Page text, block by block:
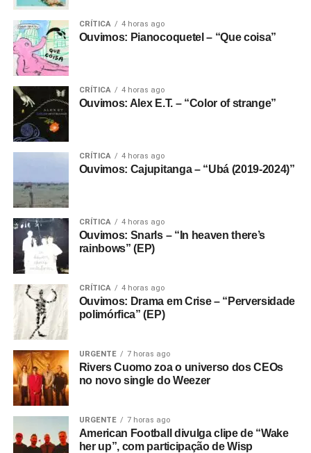
CRÍTICA 4 horas ago
Ouvimos: Pianocoquetel – “Que coisa”
CRÍTICA 4 horas ago
Ouvimos: Alex E.T. – “Color of strange”
CRÍTICA 4 horas ago
Ouvimos: Cajupitanga – “Ubá (2019-2024)”
CRÍTICA 4 horas ago
Ouvimos: Snarls – “In heaven there’s
rainbows” (EP)
CRÍTICA 4 horas ago
Ouvimos: Drama em Crise – “Perversidade
polimórfica” (EP)
URGENTE 7 horas ago
Rivers Cuomo zoa o universo dos CEOs
no novo single do Weezer
URGENTE 7 horas ago
American Football divulga clipe de “Wake
her up”, com participação de Wisp